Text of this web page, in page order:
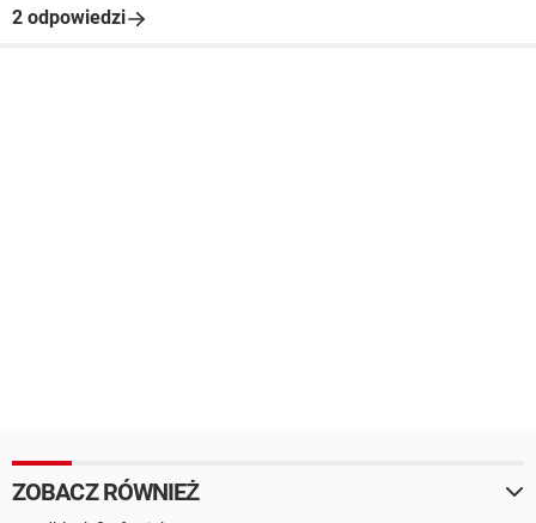
2 odpowiedzi
ZOBACZ RÓWNIEŻ